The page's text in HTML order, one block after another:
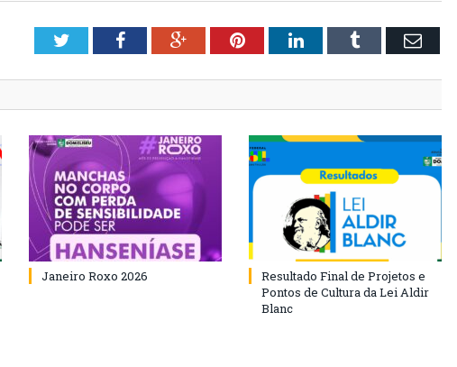
TwitterFacebookGoogle+PinterestLinkedInTumblr Email
Janeiro Roxo 2026
Resultado Final de Projetos e
Pontos de Cultura da Lei Aldir
Blanc